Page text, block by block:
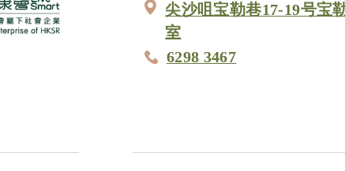
尖沙咀宝勒巷17-19号宝
室
6298 3467